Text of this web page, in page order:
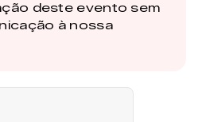
deste evento sem
à nossa